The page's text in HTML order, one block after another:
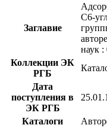
Заглавие
С6-
наук :
Коллекции ЭК
РГБ
Дата
поступления в
ЭК РГБ
Каталоги